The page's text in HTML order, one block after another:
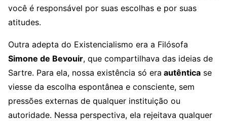
você é responsável por suas escolhas e por suas
atitudes.
Outra adepta do Existencialismo era a Filósofa
Simone de Bevouir, que compartilhava das ideias de
Sartre. Para ela, nossa existência só era autêntica se
viesse da escolha espontânea e consciente, sem
pressões externas de qualquer instituição ou
autoridade. Nessa perspectiva, ela rejeitava qualquer